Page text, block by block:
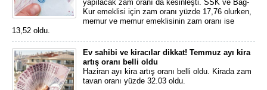
yapılacak zam oranı da kesinleşti. SSK ve Bağ-
Kur emeklisi için zam oranı yüzde 17,76 olurken,
memur ve memur emeklisinin zam oranı ise
13,52 oldu.
Ev sahibi ve kiracılar dikkat! Temmuz ayı kira
artış oranı belli oldu
Haziran ayı kira artış oranı belli oldu. Kirada zam
tavan oranı yüzde 32.03 oldu.